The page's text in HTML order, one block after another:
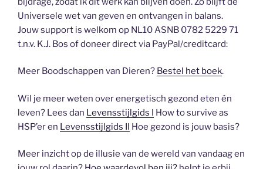
Universele wet van geven en ontvangen in balans.
Jouw support is welkom op NL10 ASNB 0782 5229 71
t.n.v. K.J. Bos of doneer direct via PayPal/creditcard:
Meer Boodschappen van Dieren? Bestel het boek.
Wil je meer weten over energetisch gezond eten én
leven? Lees dan Levensstijlgids I How to survive as
HSP’er en Levensstijlgids II Hoe gezond is jouw basis?
Meer inzicht op de illusie van de wereld van vandaag en